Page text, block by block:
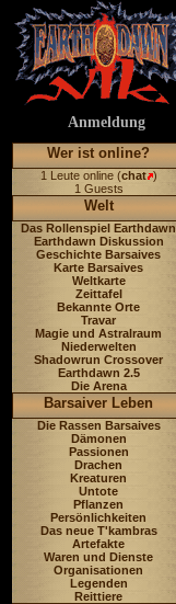
Anmeldung
Wer ist online?
1 Leute online (chat )
1 Guests
Welt
Das Rollenspiel Earthdawn
Earthdawn Diskussion
Geschichte Barsaives
Karte Barsaives
Weltkarte
Zeittafel
Bekannte Orte
Travar
Magie und Astralraum
Niederwelten
Shadowrun Crossover
Earthdawn 2.5
Die Arena
Barsaiver Leben
Die Rassen Barsaives
Dämonen
Passionen
Drachen
Kreaturen
Untote
Pflanzen
Persönlichkeiten
Das neue T'kambras
Artefakte
Waren und Dienste
Organisationen
Legenden
Reittiere